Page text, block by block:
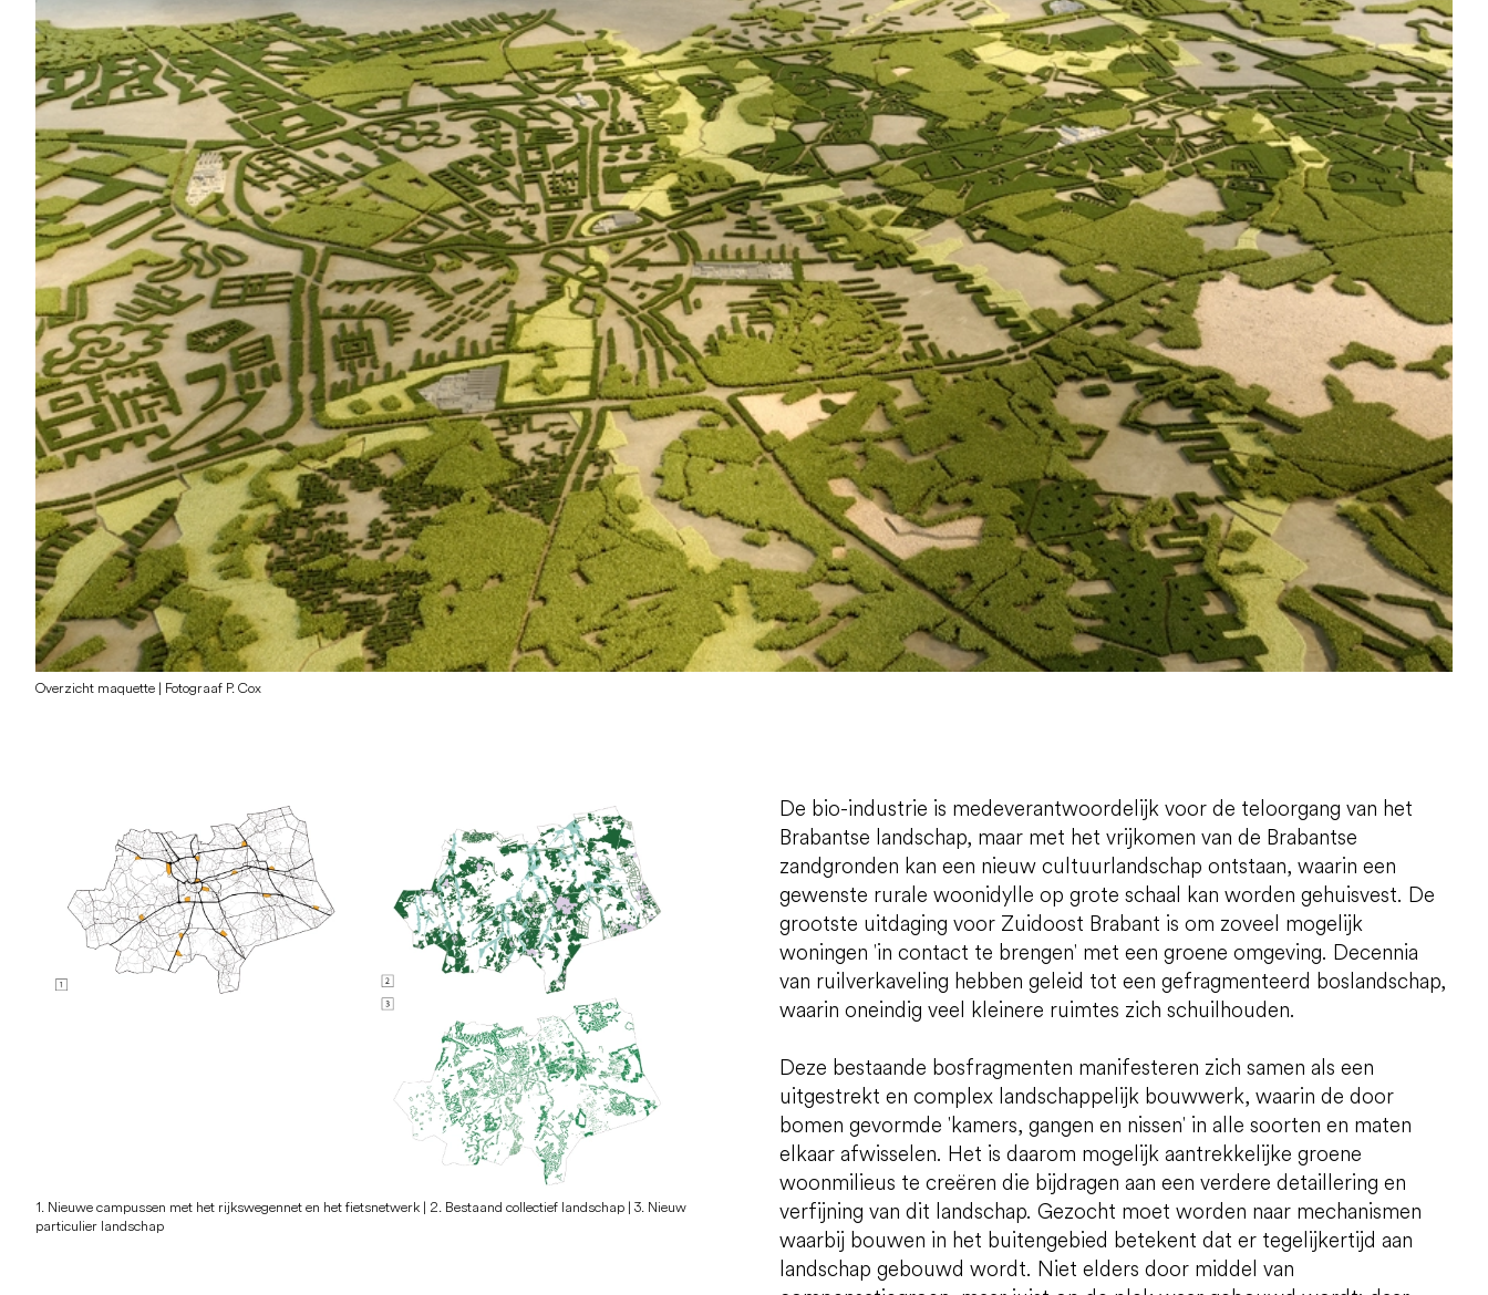
Overzicht maquette | Fotograaf P. Cox
1. Nieuwe campussen met het rijkswegennet en het fietsnetwerk | 2. Bestaand collectief landschap | 3. Nieuw
particulier landschap
De bio-industrie is medeverantwoordelijk voor de teloorgang van het
Brabantse landschap, maar met het vrijkomen van de Brabantse
zandgronden kan een nieuw cultuurlandschap ontstaan, waarin een
gewenste rurale woonidylle op grote schaal kan worden gehuisvest. De
grootste uitdaging voor Zuidoost Brabant is om zoveel mogelijk
woningen 'in contact te brengen' met een groene omgeving. Decennia
van ruilverkaveling hebben geleid tot een gefragmenteerd boslandschap,
waarin oneindig veel kleinere ruimtes zich schuilhouden.
Deze bestaande bosfragmenten manifesteren zich samen als een
uitgestrekt en complex landschappelijk bouwwerk, waarin de door
bomen gevormde 'kamers, gangen en nissen' in alle soorten en maten
elkaar afwisselen. Het is daarom mogelijk aantrekkelijke groene
woonmilieus te creëren die bijdragen aan een verdere detaillering en
verfijning van dit landschap. Gezocht moet worden naar mechanismen
waarbij bouwen in het buitengebied betekent dat er tegelijkertijd aan
landschap gebouwd wordt. Niet elders door middel van